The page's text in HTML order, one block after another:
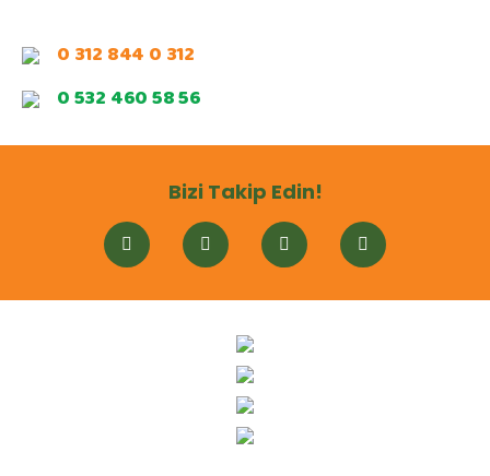
0 312 844 0 312
0 532 460 58 56
Bizi Takip Edin!